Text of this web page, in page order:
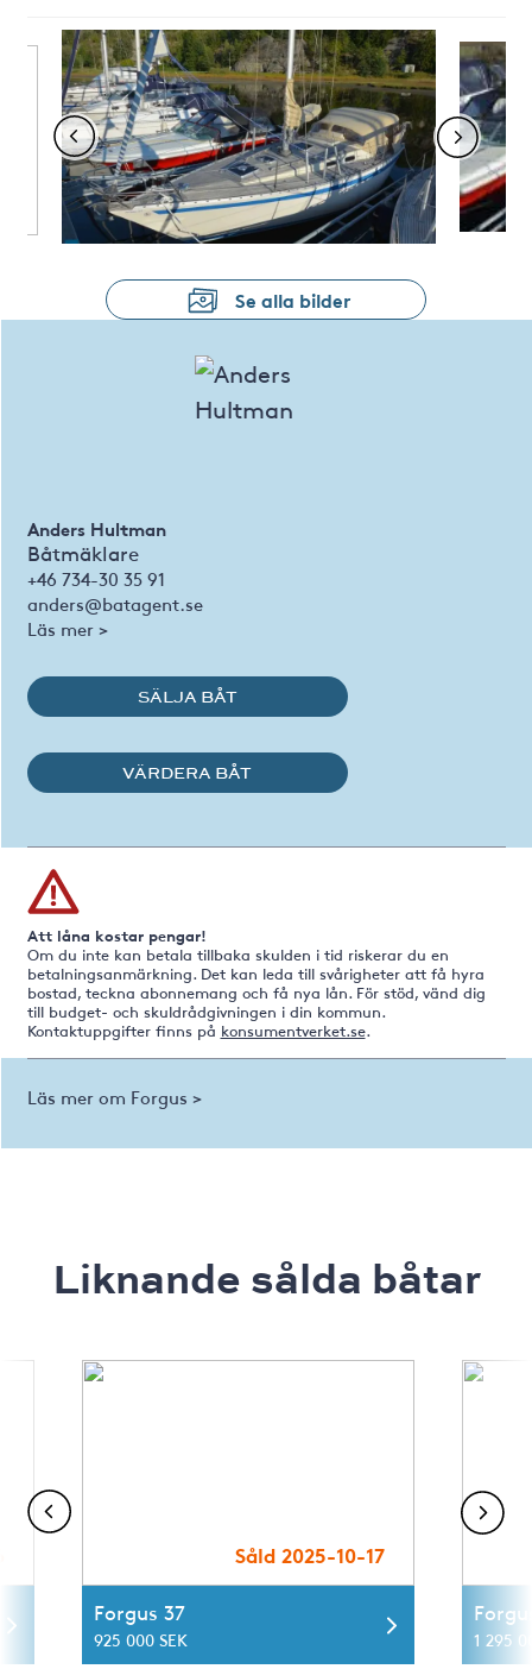
Se alla bilder
Anders Hultman
Båtmäklare
+46 734-30 35 91
anders@batagent.se
Läs mer >
SÄLJA BÅT
VÄRDERA BÅT
Att låna kostar pengar!
Om du inte kan betala tillbaka skulden i tid riskerar du en
betalningsanmärkning. Det kan leda till svårigheter att få hyra
bostad, teckna abonnemang och få nya lån. För stöd, vänd dig
till budget- och skuldrådgivningen i din kommun.
Kontaktuppgifter finns på konsumentverket.se.
Läs mer om Forgus >
Liknande sålda båtar
Såld 2025-10-17
Forgus 37
925 000 SEK 1 295